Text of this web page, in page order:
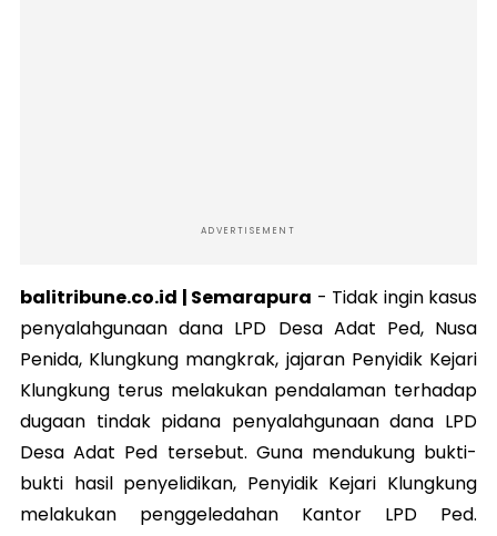
ADVERTISEMENT
balitribune.co.id | Semarapura - Tidak ingin kasus
penyalahgunaan dana LPD Desa Adat Ped, Nusa
Penida, Klungkung mangkrak, jajaran Penyidik Kejari
Klungkung terus melakukan pendalaman terhadap
dugaan tindak pidana penyalahgunaan dana LPD
Desa Adat Ped tersebut. Guna mendukung bukti-
bukti hasil penyelidikan, Penyidik Kejari Klungkung
melakukan penggeledahan Kantor LPD Ped.